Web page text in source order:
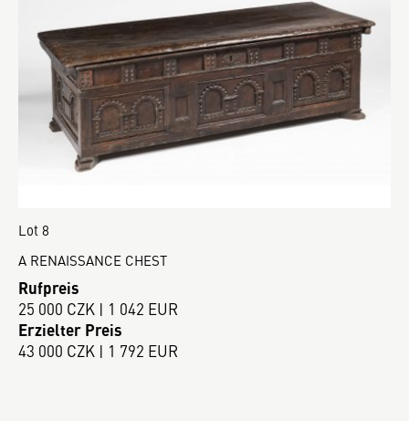
Lot 8
A RENAISSANCE CHEST
Rufpreis
25 000 CZK | 1 042 EUR
Erzielter Preis
43 000 CZK | 1 792 EUR